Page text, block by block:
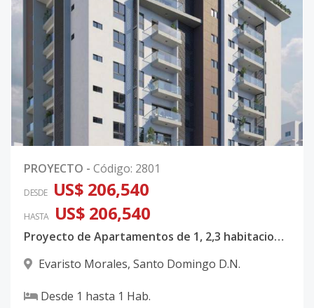
PROYECTO - Código: 2801
DESDE US$ 206,540
HASTA US$ 206,540
Proyecto de Apartamentos de 1, 2,3 habitaciones en Evaristo Morales
Evaristo Morales, Santo Domingo D.N.
Desde 1 hasta 1 Hab.